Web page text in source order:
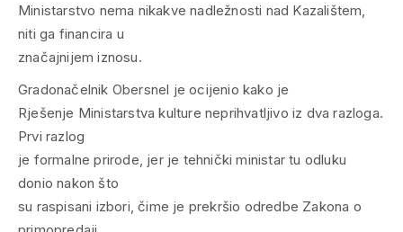
Ministarstvo nema nikakve nadležnosti nad Kazalištem,
niti ga financira u
značajnijem iznosu.
Gradonačelnik Obersnel je ocijenio kako je
Rješenje Ministarstva kulture neprihvatljivo iz dva razloga.
Prvi razlog
je formalne prirode, jer je tehnički ministar tu odluku
donio nakon što
su raspisani izbori, čime je prekršio odredbe Zakona o